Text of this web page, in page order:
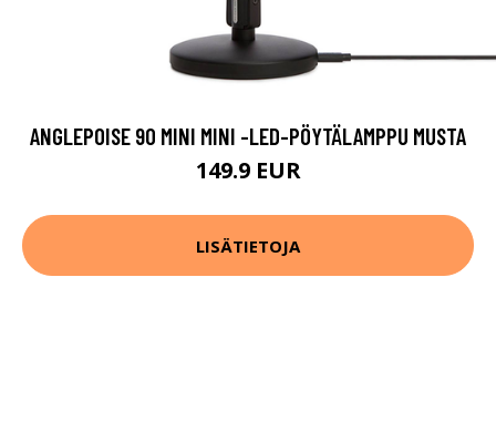
ANGLEPOISE 90 MINI MINI -LED-PÖYTÄLAMPPU MUSTA
149.9 EUR
LISÄTIETOJA